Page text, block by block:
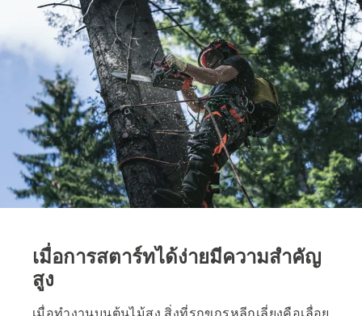
เมื่อการสตาร์ทได้ง่ายมีความสำคัญ
สูง
เมื่อทำงานบนต้นไม้สูง สิ่งที่รุกขกรหลีกเลี่ยงคือเลื่อย